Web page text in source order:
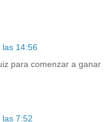
14:56
para comenzar a ganar
7:52